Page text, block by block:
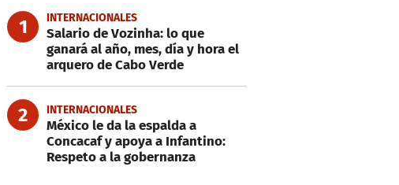
1 INTERNACIONALES
Salario de Vozinha: lo que
ganará al año, mes, día y hora el
arquero de Cabo Verde
2 INTERNACIONALES
México le da la espalda a
Concacaf y apoya a Infantino:
Respeto a la gobernanza